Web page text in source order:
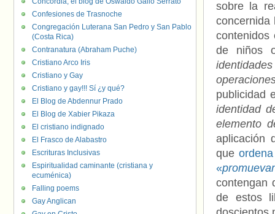
sobre la
concernida
contenidos
de niños
publicidad
identidad
elemento
aplicación
que
«
contengan
de estos
Confesiones de Trasnoche
Congregación Luterana San Pedro y San Pablo
(Costa Rica)
Contranatura (Abraham Puche)
Cristiano Arco Iris
Cristiano y Gay
Cristiano y gay!!! Sí ¿y qué?
El Blog de Abdennur Prado
El Blog de Xabier Pikaza
El cristiano indignado
El Frasco de Alabastro
Escrituras Inclusivas
Espiritualidad caminante (cristiana y
ecuménica)
Falling poems
Gay Anglican